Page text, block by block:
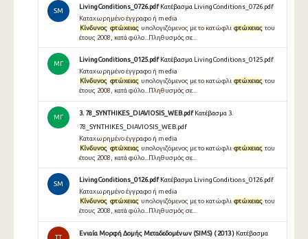
SM
LivingConditions_0726.pdf Κατέβασμα LivingConditions_0726.pdf
Καταχωρημένο έγγραφο ή media
Κίνδυνος φτώχειας υπολογιζόμενος με το κατώφλι φτώχειας του
έτους 2008, κατά φύλο...Πληθυσμός σε...
ΜΓ
LivingConditions_0125.pdf Κατέβασμα LivingConditions_0125.pdf
Καταχωρημένο έγγραφο ή media
Κίνδυνος φτώχειας υπολογιζόμενος με το κατώφλι φτώχειας του
έτους 2008, κατά φύλο...Πληθυσμός σε...
ΜΓ
3. 78_SYNTHIKES_DIAVIOSIS_WEB.pdf Κατέβασμα 3.
78_SYNTHIKES_DIAVIOSIS_WEB.pdf
Καταχωρημένο έγγραφο ή media
Κίνδυνος φτώχειας υπολογιζόμενος με το κατώφλι φτώχειας του
έτους 2008, κατά φύλο...Πληθυσμός σε...
SM
LivingConditions_0126.pdf Κατέβασμα LivingConditions_0126.pdf
Καταχωρημένο έγγραφο ή media
Κίνδυνος φτώχειας υπολογιζόμενος με το κατώφλι φτώχειας του
έτους 2008, κατά φύλο...Πληθυσμός σε...
TT
Ενιαία Μορφή Δομής Μεταδεδομένων (SIMS) ( 2013 ) Κατέβασμα